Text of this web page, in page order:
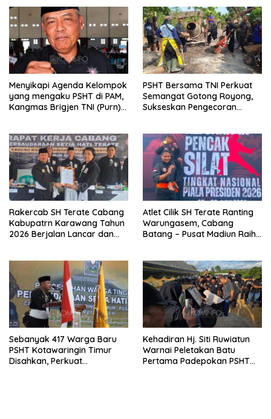
Menyikapi Agenda Kelompok
yang mengaku PSHT di PAM,
Kangmas Brigjen TNI (Purn)
PSHT Bersama TNI Perkuat
Semangat Gotong Royong,
Sukseskan Pengecoran
Rakercab SH Terate Cabang
Kabupatrn Karawang Tahun
2026 Berjalan Lancar dan
Atlet Cilik SH Terate Ranting
Warungasem, Cabang
Batang – Pusat Madiun Raih
Sebanyak 417 Warga Baru
PSHT Kotawaringin Timur
Disahkan, Perkuat
Kehadiran Hj. Siti Ruwiatun
Warnai Peletakan Batu
Pertama Padepokan PSHT